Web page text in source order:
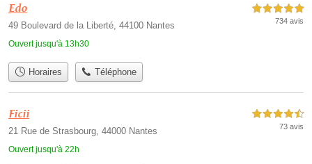
Edo
49 Boulevard de la Liberté, 44100 Nantes
Ouvert jusqu'à 13h30
5,0 étoiles sur 5
734 avis
Horaires Téléphone
Ficii
21 Rue de Strasbourg, 44000 Nantes
Ouvert jusqu'à 22h
4,5 étoiles sur 5
73 avis